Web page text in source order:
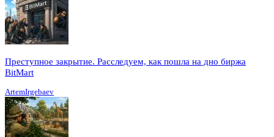
Преступное закрытие. Расследуем, как пошла на дно биржа
BitMart
ArtemIrgebaev